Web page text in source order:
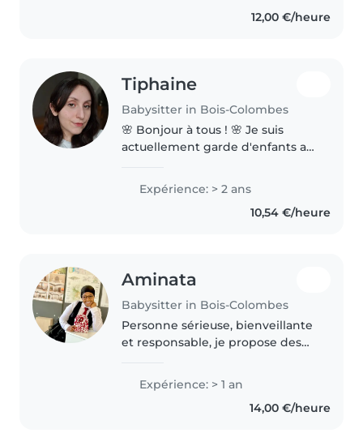
12,00 €/heure
Tiphaine
Babysitter in Bois-Colombes
🌸 Bonjour à tous ! 🌸 Je suis
actuellement garde d'enfants au
les vacances scolaires, je propose
mes services pour garder vos
petits bouts de chou, que..
Expérience: > 2 ans
10,54 €/heure
Aminata
Babysitter in Bois-Colombes
Personne sérieuse, bienveillante
et responsable, je propose des
adaptés à leurs besoins et à leur
âge. Patiente et à l’écoute, je
Expérience: > 1 an
14,00 €/heure